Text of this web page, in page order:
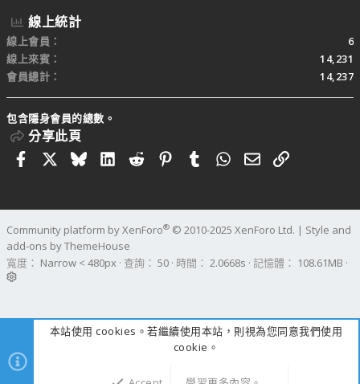
線上統計
線上會員
6
線上來賓
14,231
會員總計
14,237
包含隱身會員的總數。
分享此頁
FacebookBlueskyLinkedIn
RedditPinterestTumblrWhatsApp
電子郵件
連結
Community platform by XenForo® © 2010-2025 XenForo Ltd. | Style and
add-ons by ThemeHouse
寬度
查詢 50 時間 2.0668s 記憶體 108.61MB
本站使用 cookies。若繼續使用本站，則視為您同意我們使用
cookie。